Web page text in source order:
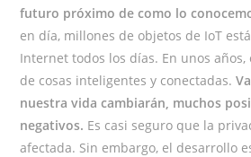
futuro próximo de como lo
en día, millones de objetos de IoT
Internet todos los días. En unos
de cosas inteligentes y conectadas.
nuestra vida cambiarán, muchos
negativos. Es casi seguro que la
afectada. Sin embargo, el desarrollo